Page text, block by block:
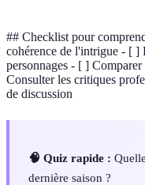
## Checklist pour
cohérence de l'intrigue - [ ]
personnages - [ ]
Consulter les critiques
de discussion
🧠 Quiz rapide :
dernière saison ?